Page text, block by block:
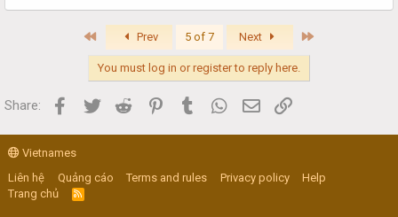
First Prev 5 of 7 Next
You must log in or register to reply here.
Share: Facebook
Twitter Reddit PinterestTumblr WhatsApp
Email
Vietnames
Liên hệ
Quảng cáo Terms and rules Privacy policy
Help
Trang chủ
R
S